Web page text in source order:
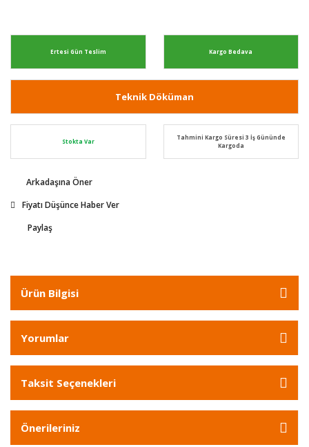
Ertesi Gün Teslim Kargo Bedava
Teknik Döküman
Stokta Var
Tahmini Kargo Süresi 3 İş Gününde
Kargoda
Arkadaşına Öner
Fiyatı Düşünce Haber Ver
Paylaş
Ürün Bilgisi
Yorumlar
Taksit Seçenekleri
Önerileriniz